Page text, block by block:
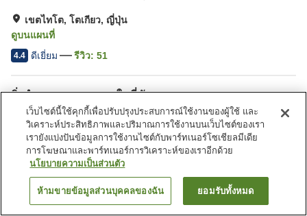
เขตไทโต, โตเกียว, ญี่ปุ่น
ดูบนแผนที่
4.4 ดีเยี่ยม รีวิว: 51
สิ่งอำนวยความสะดวกในที่พัก
บริการส่งสินค้า
ตู้จำหน่ายอัตโนมัติ
บริการซักผ้า (มีค่าบริการ)
หน้าแรก ญี่ปุ่น โตเกียว
ค้นหาห้องพัก
เว็บไซต์นี้ใช้คุกกี้เพื่อปรับปรุงประสบการณ์ใช้งานของผู้ใช้ และ
วิเคราะห์ประสิทธิภาพและปริมาณการใช้งานบนเว็บไซต์ของเรา
เรายังแบ่งปันข้อมูลการใช้งานไซต์กับพาร์ทเนอร์โซเชียลมีเดีย
การโฆษณาและพาร์ทเนอร์การวิเคราะห์ของเราอีกด้วย
นโยบายความเป็นส่วนตัว
ห้ามขายข้อมูลส่วนบุคคลของฉัน ยอมรับทั้งหมด